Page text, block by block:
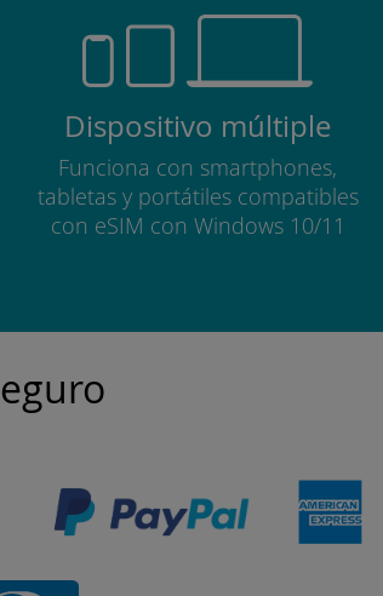
Dispositivo múltiple
Funciona con smartphones,
tabletas y portátiles compatibles
con eSIM con Windows 10/11